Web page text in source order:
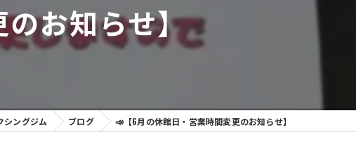
女性
お知らせ】
シングジム ブログ ​📣【6月の休館日・営業時間変更のお知らせ】